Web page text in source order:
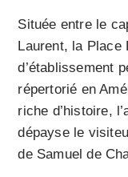
Située entre le
Laurent, la Place
d’établissement
répertorié en
riche d’histoire,
dépayse le
de Samuel de